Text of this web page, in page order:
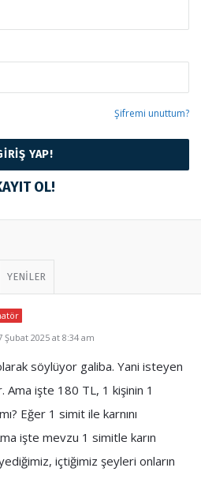
Şifremi unuttum?
OL!
YENİLER
2025 at 8:34 am
söylüyor galiba. Yani isteyen
Ama işte 180 TL, 1 kişinin 1
Eğer 1 simit ile karnını
işte mevzu 1 simitle karın
içtiğimiz şeyleri onların